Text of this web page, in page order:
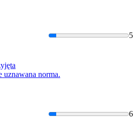
5
uznawana norma.
6